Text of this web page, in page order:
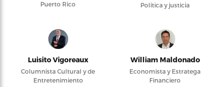
Puerto Rico
Política y justicia
Luisito Vigoreaux
Columnista Cultural y de
Entretenimiento
William Maldonado
Economista y Estratega
Financiero